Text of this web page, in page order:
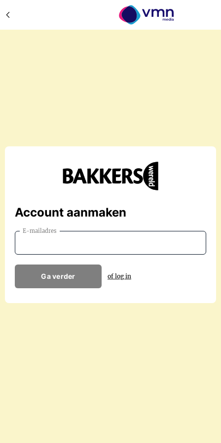
Account aanmaken
E-mailadres
Ga verder of log in